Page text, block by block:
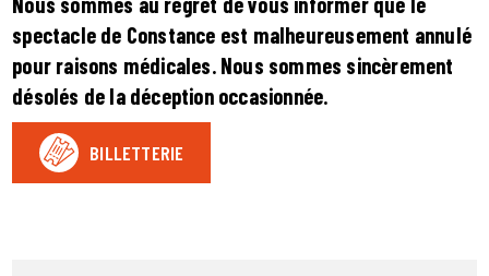
spectacle de Constance est malheureusement annulé
pour raisons médicales. Nous sommes sincèrement
désolés de la déception occasionnée.
BILLETTERIE